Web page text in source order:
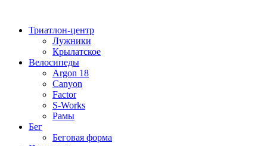
содержимому
Триатлон-центр
Лужники
Крылатское
Велосипеды
Argon 18
Canyon
Factor
S-Works
Рамы
Бег
Беговая форма